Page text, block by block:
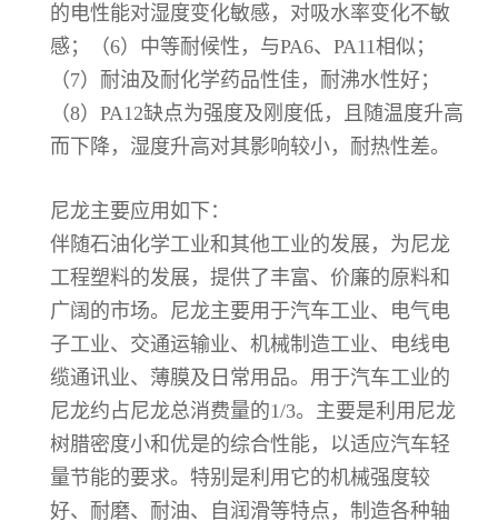
的电性能对湿度变化敏感，对吸水率变化不敏
感；（6）中等耐候性，与PA6、PA11相似；
（7）耐油及耐化学药品性佳，耐沸水性好；
（8）PA12缺点为强度及刚度低，且随温度升高
而下降，湿度升高对其影响较小，耐热性差。
尼龙主要应用如下：
伴随石油化学工业和其他工业的发展，为尼龙
工程塑料的发展，提供了丰富、价廉的原料和
广阔的市场。尼龙主要用于汽车工业、电气电
子工业、交通运输业、机械制造工业、电线电
缆通讯业、薄膜及日常用品。用于汽车工业的
尼龙约占尼龙总消费量的1/3。主要是利用尼龙
树腊密度小和优是的综合性能，以适应汽车轻
量节能的要求。特别是利用它的机械强度较
好、耐磨、耐油、自润滑等特点，制造各种轴